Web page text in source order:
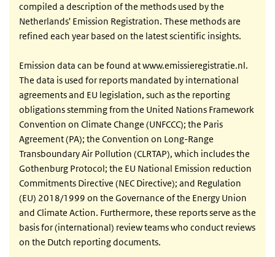
compiled a description of the methods used by the
Netherlands' Emission Registration. These methods are
refined each year based on the latest scientific insights.
Emission data can be found at www.emissieregistratie.nl.
The data is used for reports mandated by international
agreements and EU legislation, such as the reporting
obligations stemming from the United Nations Framework
Convention on Climate Change (UNFCCC); the Paris
Agreement (PA); the Convention on Long-Range
Transboundary Air Pollution (CLRTAP), which includes the
Gothenburg Protocol; the EU National Emission reduction
Commitments Directive (NEC Directive); and Regulation
(EU) 2018/1999 on the Governance of the Energy Union
and Climate Action. Furthermore, these reports serve as the
basis for (international) review teams who conduct reviews
on the Dutch reporting documents.